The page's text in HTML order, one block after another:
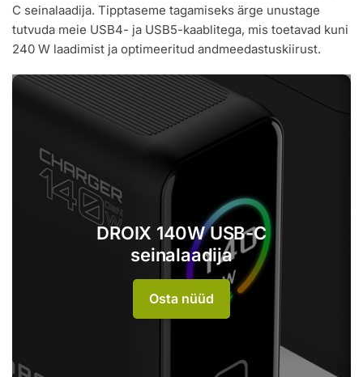
C seinalaadija. Tipptaseme tagamiseks ärge unustage
tutvuda meie USB4- ja USB5-kaablitega, mis toetavad kuni
240 W laadimist ja optimeeritud andmeedastuskiirust.
DROIX 140W USB-C
seinalaadija
Osta nüüd